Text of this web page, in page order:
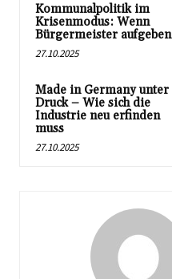
Kommunalpolitik im
Krisenmodus: Wenn
Bürgermeister aufgeben
27.10.2025
Made in Germany unter
Druck – Wie sich die
Industrie neu erfinden
muss
27.10.2025